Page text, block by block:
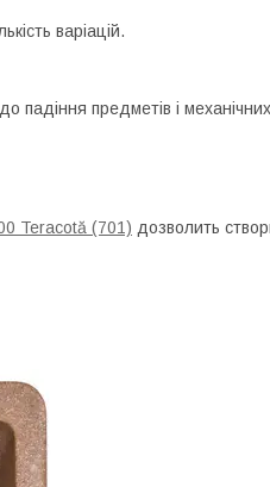
варіацій.
падіння предметів і
Teracotă (701) дозволить